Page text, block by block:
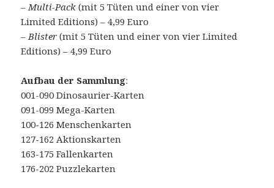
–Multi-Pack (mit 5 Tüten und einer von vier
Limited Editions) – 4,99 Euro
–Blister (mit 5 Tüten und einer von vier Limited
Editions) – 4,99 Euro
Aufbau der Sammlung:
001-090 Dinosaurier-Karten
091-099 Mega-Karten
100-126 Menschenkarten
127-162 Aktionskarten
163-175 Fallenkarten
176-202 Puzzlekarten